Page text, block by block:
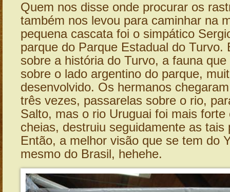
Quem nos disse onde procurar os
também nos levou para caminhar na
pequena cascata foi o simpático
parque do Parque Estadual do Turvo.
sobre a história do Turvo, a fauna
sobre o lado argentino do parque,
desenvolvido. Os hermanos
três vezes, passarelas sobre o rio,
Salto, mas o rio Uruguai foi mais forte
cheias, destruiu seguidamente as tais
Então, a melhor visão que se tem do
mesmo do Brasil, hehehe.